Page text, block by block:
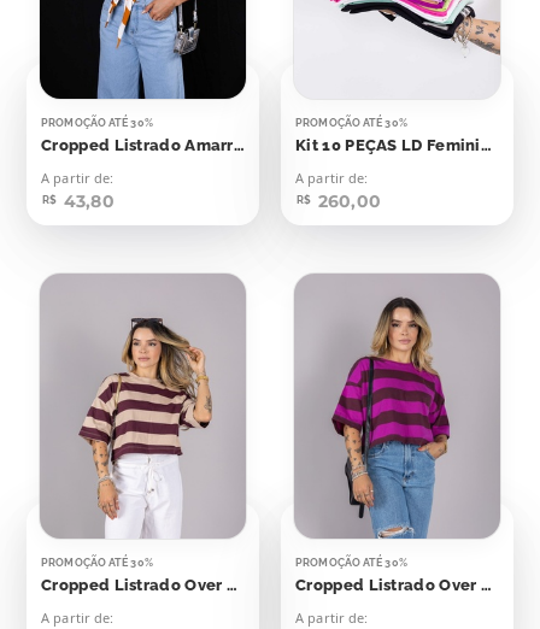
PROMOÇÃO ATÉ 30%
Cropped Listrado Amarração Amarelo Ocre Com Off
A partir de:
R$ 43,80
PROMOÇÃO ATÉ 30%
Kit 10 PEÇAS LD Feminino
A partir de:
R$ 260,00
PROMOÇÃO ATÉ 30%
Cropped Listrado Over Bege Com Bordô
A partir de:
PROMOÇÃO ATÉ 30%
Cropped Listrado Over Roxo Com Bordô
A partir de: